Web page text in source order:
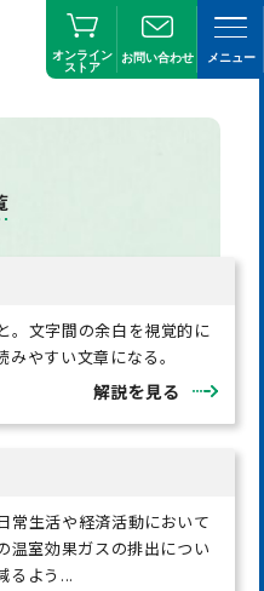
オンライン
ストア
お問い合わせ メニュー
。文字間の余白を視覚的に
やすい文章になる。
解説を見る
常生活や経済活動において
温室効果ガスの排出につい
るよう...